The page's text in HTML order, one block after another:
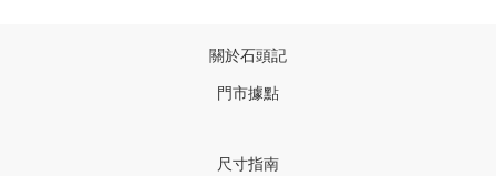
關於石頭記
門市據點
尺寸指南